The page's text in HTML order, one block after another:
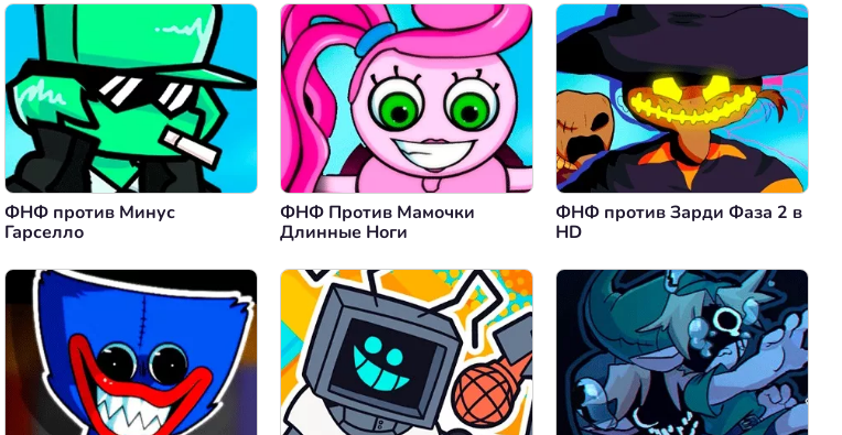
/ 49:50
ФНФ против Минус
Гарселло
ФНФ Против Мамочки
Длинные Ноги
ФНФ против Зарди Фаза 2 в
HD